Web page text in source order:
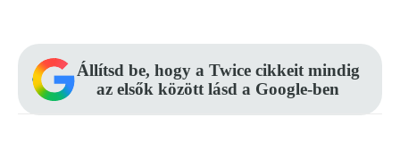
Állítsd be, hogy a Twice cikkeit mindig
az elsők között lásd a Google-ben